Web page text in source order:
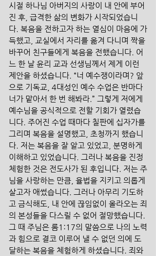
시절 하나님 아버지의 사랑이 내 안에 부어
진 후, 급격한 삶의 변화가 시작되었습니
다. 복음을 전하고자 하는 열심이 마음에 가
득했고, 교실에서 자리를 옮겨 다니며 짝을
바꾸어 친구들에게 복음을 전했습니다. 어
느 한 날 윤리 교과 선생님께서 제게 이런
제안을 하셨습니다. “너 예수쟁이라며? 앞
으로 기독교, 4대성인 예수 수업은 반마다
너가 맡아서 한 번 해봐라.” 그렇게 저에게
예수님을 공식적으로 전할 기회가 열렸습
니다. 주어진 수업 때마다 칠판에 십자가를
그리며 복음을 설명했고, 초청까지 했습니
다. 저는 복음을 잘 알고 있었고, 분명하게
이해하고 있었습니다. 그러나 복음을 진정
체험한 것은 전도사가 된 후입니다. 저는 주
님을 사랑하는 만큼, 율법을 지키고 의롭게
살고자 애썼습니다. 그러나 아무리 기도하
고 금식해도, 내 안에 끊임없이 올라오는 죄
의 본성들을 다스릴 수 없어 절망했습니다.
그 때 주님은 롬1:17의 말씀으로 나의 노력
과 힘으로 결코 이루어 낼 수 없던 의에 도
달하는 복음을 체험하게 하셨습니다. 죄와